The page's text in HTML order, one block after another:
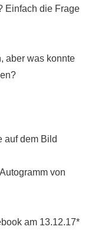
Einfach die Frage
aber was konnte
auf dem Bild
von
am 13.12.17*